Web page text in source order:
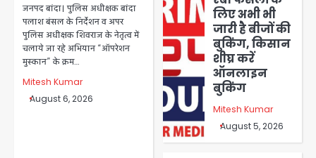
जनपद बांदा। पुलिस अधीक्षक बांदा
पलाश बंसल के निर्देशन व अपर
पुलिस अधीक्षक शिवराज के नेतृत्व में
चलाये जा रहे अभियान “ऑपरेशन
मुस्कान” के क्रम…
Mitesh Kumar
August 6, 2026
लिए अभी भी
जारी है बीजों की
बुकिंग, किसान
शीघ्र करें
ऑनलाइन
बुकिंग
Mitesh Kumar
August 5, 2026